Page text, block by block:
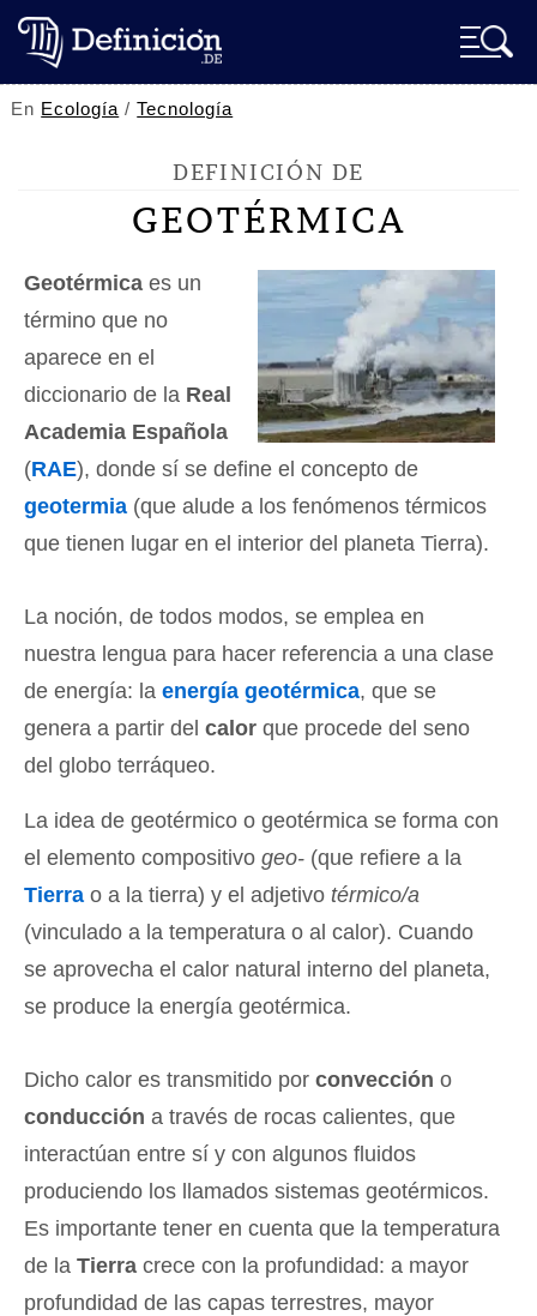
En Ecología /Tecnología
DEFINICIÓN DE
GEOTÉRMICA
Geotérmica es un
término que no
aparece en el
diccionario de la Real
Academia Española
(RAE), donde sí se define el concepto de
geotermia (que alude a los fenómenos térmicos
que tienen lugar en el interior del planeta Tierra).
La noción, de todos modos, se emplea en
nuestra lengua para hacer referencia a una clase
de energía: la energía geotérmica, que se
genera a partir del calor que procede del seno
del globo terráqueo.
La idea de geotérmico o geotérmica se forma con
el elemento compositivo geo- (que refiere a la
Tierra o a la tierra) y el adjetivo térmico/a
(vinculado a la temperatura o al calor). Cuando
se aprovecha el calor natural interno del planeta,
se produce la energía geotérmica.
Dicho calor es transmitido por convección o
conducción a través de rocas calientes, que
interactúan entre sí y con algunos fluidos
produciendo los llamados sistemas geotérmicos.
Es importante tener en cuenta que la temperatura
de la Tierra crece con la profundidad: a mayor
profundidad de las capas terrestres, mayor